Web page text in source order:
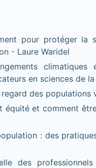
pour protéger
- Laure Waridel
en sciences de
des populations
équité et comment
: des
des